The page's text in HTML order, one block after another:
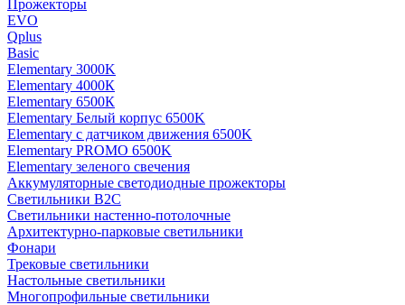
Прожекторы
EVO
Qplus
Basic
Elementary 3000K
Elementary 4000К
Elementary 6500К
Elementary Белый корпус 6500K
Elementary с датчиком движения 6500K
Elementary PROMO 6500K
Elementary зеленого свечения
Аккумуляторные светодиодные прожекторы
Светильники B2C
Светильники настенно-потолочные
Архитектурно-парковые светильники
Фонари
Трековые светильники
Настольные светильники
Многопрофильные светильники